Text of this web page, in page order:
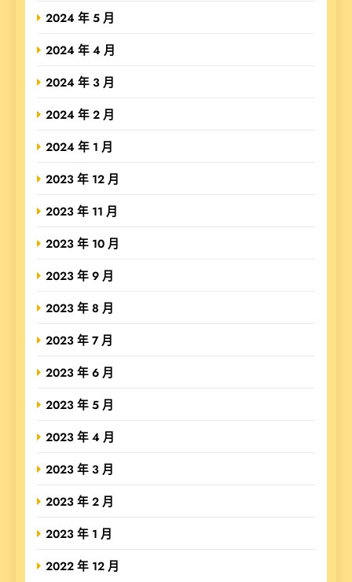
2024 年 5 月
2024 年 4 月
2024 年 3 月
2024 年 2 月
2024 年 1 月
2023 年 12 月
2023 年 11 月
2023 年 10 月
2023 年 9 月
2023 年 8 月
2023 年 7 月
2023 年 6 月
2023 年 5 月
2023 年 4 月
2023 年 3 月
2023 年 2 月
2023 年 1 月
2022 年 12 月